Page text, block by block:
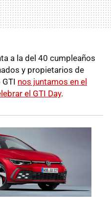
a la del 40 cumpleaños
y propietarios de
nos juntamos en el
el GTI Day.